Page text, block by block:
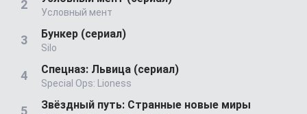
Условный мент
Бункер (сериал)
Silo
Спецназ: Львица (сериал)
Special Ops: Lioness
Звёздный путь: Странные новые миры